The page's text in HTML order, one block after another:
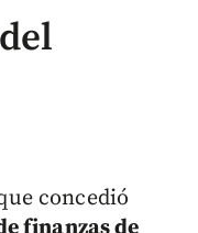
concedió